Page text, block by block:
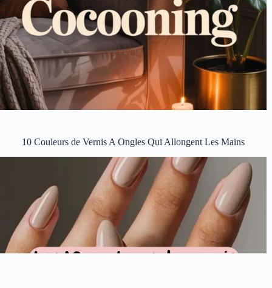
10 Couleurs de Vernis A Ongles Qui Allongent Les Mains